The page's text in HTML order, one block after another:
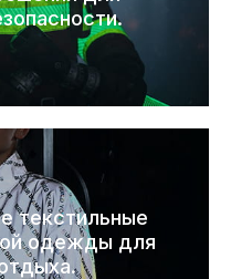
текстильные
одежды для